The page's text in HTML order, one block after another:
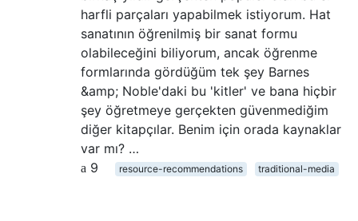
harfli parçaları yapabilmek istiyorum. Hat
sanatının öğrenilmiş bir sanat formu
olabileceğini biliyorum, ancak öğrenme
formlarında gördüğüm tek şey Barnes
&amp; Noble'daki bu 'kitler' ve bana hiçbir
şey öğretmeye gerçekten güvenmediğim
diğer kitapçılar. Benim için orada kaynaklar
var mı? …
9
resource-recommendations traditional-media